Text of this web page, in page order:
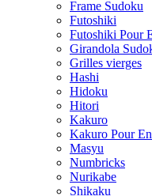
Frame Sudoku
Futoshiki
Futoshiki Pour
Girandola
Grilles vierges
Hashi
Hidoku
Hitori
Kakuro
Kakuro Pour
Masyu
Numbricks
Nurikabe
Shikaku